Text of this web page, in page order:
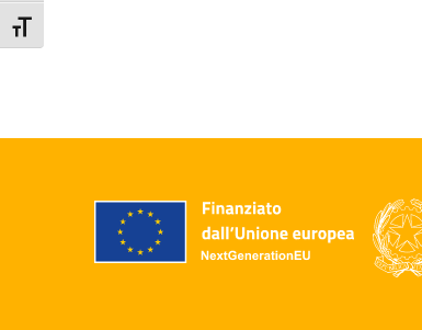
Attiva/disattiva dimensione testo